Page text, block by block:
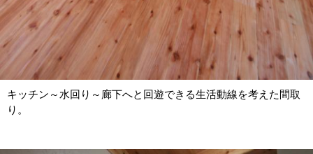
キッチン～水回り～廊下へと回遊できる生活動線を考えた間取
り。